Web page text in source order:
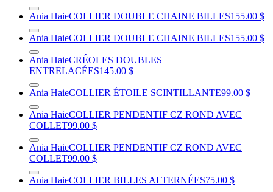
Ania HaieCOLLIER DOUBLE CHAINE BILLES155.00 $
Ania HaieCOLLIER DOUBLE CHAINE BILLES155.00 $
Ania HaieCRÉOLES DOUBLES
ENTRELACÉES145.00 $
Ania HaieCOLLIER ÉTOILE SCINTILLANTE99.00 $
Ania HaieCOLLIER PENDENTIF CZ ROND AVEC
COLLET99.00 $
Ania HaieCOLLIER PENDENTIF CZ ROND AVEC
COLLET99.00 $
Ania HaieCOLLIER BILLES ALTERNÉES75.00 $